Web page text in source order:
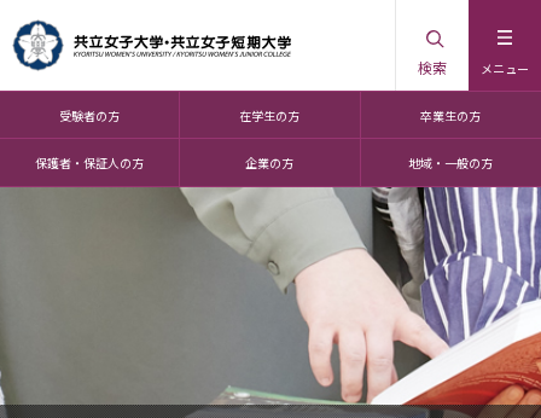
メニュー
検索
受験者の方 在学生の方 卒業生の方
保護者・保証人の方 企業の方 地域・一般の方